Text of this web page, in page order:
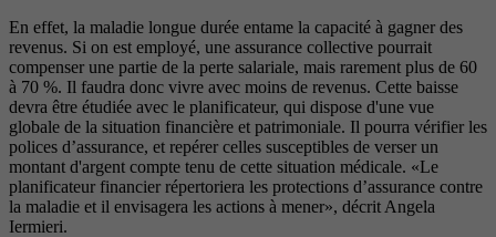
En effet, la maladie longue durée entame la capacité à gagner des
revenus. Si on est employé, une assurance collective pourrait
compenser une partie de la perte salariale, mais rarement plus de 60
à 70 %. Il faudra donc vivre avec moins de revenus. Cette baisse
devra être étudiée avec le planificateur, qui dispose d'une vue
globale de la situation financière et patrimoniale. Il pourra vérifier les
polices d’assurance, et repérer celles susceptibles de verser un
montant d'argent compte tenu de cette situation médicale. «Le
planificateur financier répertoriera les protections d’assurance contre
la maladie et il envisagera les actions à mener», décrit Angela
Iermieri.